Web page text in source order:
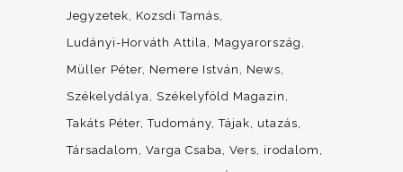
Jegyzetek
Kozsdi Tamás
Ludányi-Horváth Attila
Magyarország
Müller Péter Nemere István
News
Székelydálya
Székelyföld Magazin
Takáts Péter Tudomány Tájak, utazás
Társadalom
Varga Csaba
Vers, irodalom